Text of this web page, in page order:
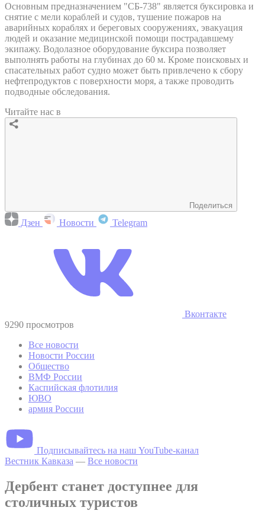
Основным предназначением "СБ-738" является буксировка и
снятие с мели кораблей и судов, тушение пожаров на
аварийных кораблях и береговых сооружениях, эвакуация
людей и оказание медицинской помощи пострадавшему
экипажу. Водолазное оборудование буксира позволяет
выполнять работы на глубинах до 60 м. Кроме поисковых и
спасательных работ судно может быть привлечено к сбору
нефтепродуктов с поверхности моря, а также проводить
подводные обследования.
Читайте нас в
Поделиться
Дзен Новости Telegram
Вконтакте
9290 просмотров
Все новости
Новости России
Общество
ВМФ России
Каспийская флотилия
ЮВО
армия России
Подписывайтесь на наш YouTube-канал
Вестник Кавказа — Все новости
Дербент станет доступнее для
столичных туристов